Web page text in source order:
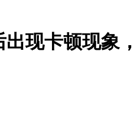
现卡顿现象